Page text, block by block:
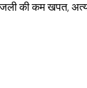
की कम खपत,